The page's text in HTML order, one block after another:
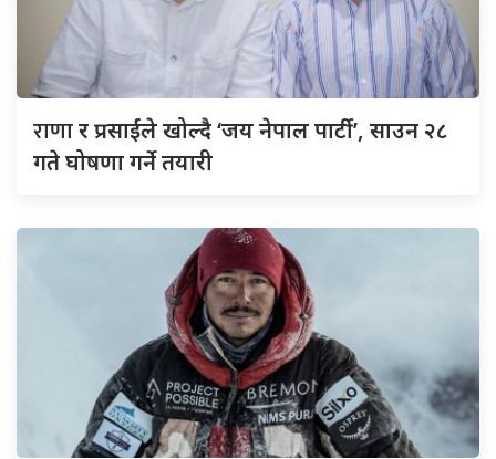
राणार प्रसाईंले खोल्दै ‘जय नेपाल पार्टी’, साउन २८
गते घोषणा गर्ने तयारी